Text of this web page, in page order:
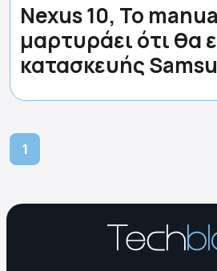
Nexus 10, Το
μαρτυράει ότι θα
κατασκευής
1